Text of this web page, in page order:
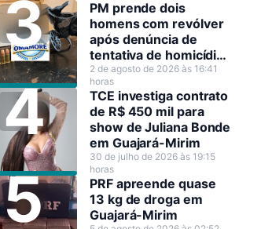
PM prende dois
homens com revólver
após denúncia de
tentativa de homicídio
em Guajará-Mirim
2 de agosto de 2026 às 16:41
horas
TCE investiga contrato
de R$ 450 mil para
show de Juliana Bonde
em Guajará-Mirim
30 de julho de 2026 às 19:15
horas
PRF apreende quase
13 kg de droga em
Guajará-Mirim